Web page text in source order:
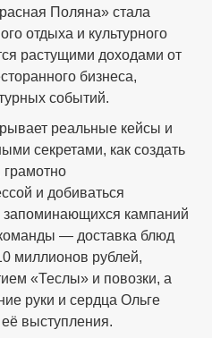
Поляна» стала
отдыха и культурного
растущими доходами от
бизнеса,
событий.
реальные кейсы и
секретами, как создать
и добиваться
кампаний
— доставка блюд
миллионов рублей,
«Теслы» и повозки, а
руки и сердца Ольге
выступления.